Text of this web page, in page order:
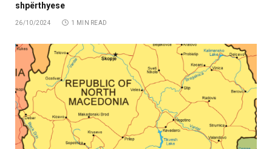
shpërthyese
26/10/2024 1 MIN READ